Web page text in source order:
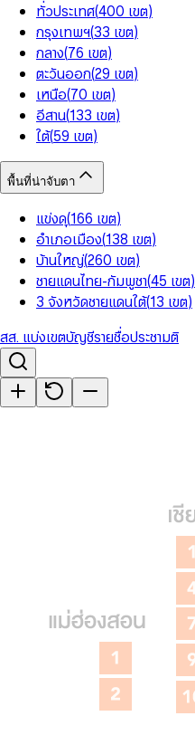
ทั่วประเทศ(400 เขต)
กรุงเทพฯ(33 เขต)
กลาง(76 เขต)
ตะวันออก(29 เขต)
เหนือ(70 เขต)
อีสาน(133 เขต)
ใต้(59 เขต)
พื้นที่น่าจับตา
แข่งดุ(166 เขต)
อำเภอเมือง(138 เขต)
บ้านใหญ่(260 เขต)
ชายแดนไทย-กัมพูชา(45 เขต)
3 จังหวัดชายแดนใต้(13 เขต)
สส. แบ่งเขตบัญชีรายชื่อประชามติ